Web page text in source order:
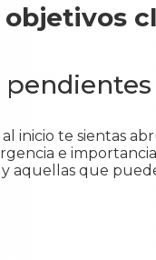
pendientes
inicio te sientas
e
aquellas que